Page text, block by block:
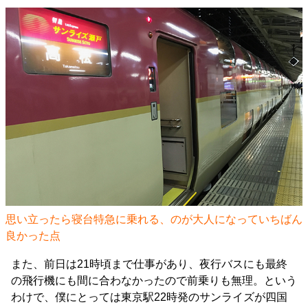
思い立ったら寝台特急に乗れる、のが大人になっていちばん
良かった点
また、前日は21時頃まで仕事があり、夜行バスにも最終
の飛行機にも間に合わなかったので前乗りも無理。という
わけで、僕にとっては東京駅22時発のサンライズが四国